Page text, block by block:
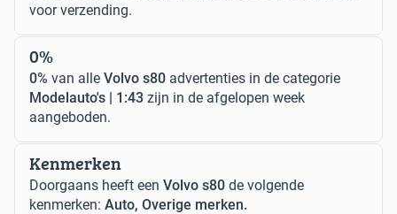
voor verzending.
0%
0% van alle Volvo s80 advertenties in de categorie
Modelauto's | 1:43 zijn in de afgelopen week
aangeboden.
Kenmerken
Doorgaans heeft een Volvo s80 de volgende
kenmerken: Auto, Overige merken.